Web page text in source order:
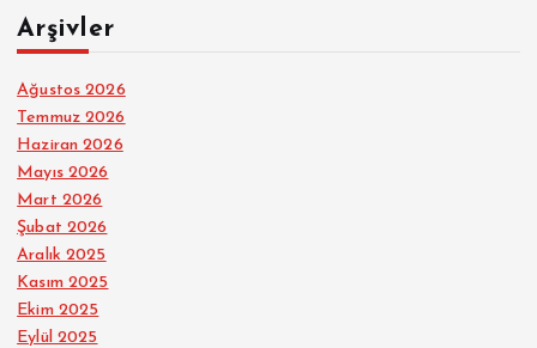
Arşivler
Ağustos 2026
Temmuz 2026
Haziran 2026
Mayıs 2026
Mart 2026
Şubat 2026
Aralık 2025
Kasım 2025
Ekim 2025
Eylül 2025